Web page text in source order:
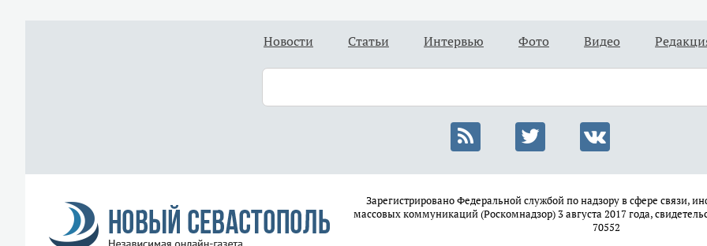
Новости Статьи Интервью Фото Видео
Зарегистрировано Федеральной службой по надзору в сфере связи,
массовых коммуникаций (Роскомнадзор) 3 августа 2017 года,
70552